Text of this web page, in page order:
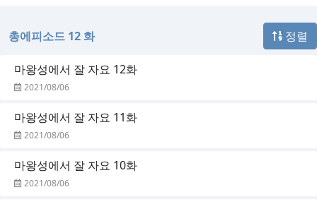
총에피소드 12 화 정렬
마왕성에서 잘 자요 12화
2021/08/06
마왕성에서 잘 자요 11화
2021/08/06
마왕성에서 잘 자요 10화
2021/08/06